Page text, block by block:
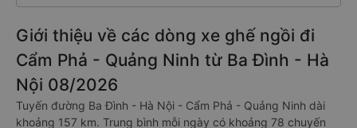
Giới thiệu về các dòng xe ghế ngồi đi
Cẩm Phả - Quảng Ninh từ Ba Đình - Hà
Nội 08/2026
Tuyến đường Ba Đình - Hà Nội - Cẩm Phả - Quảng Ninh dài
khoảng 157 km. Trung bình mỗi ngày có khoảng 78 chuyến